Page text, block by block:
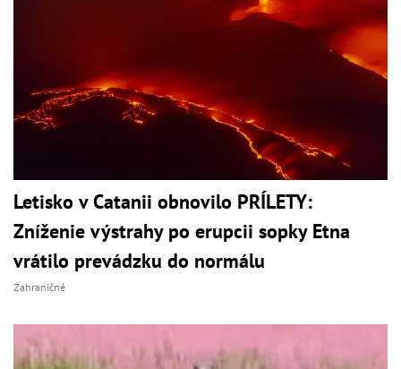
Letisko v Catanii obnovilo PRÍLETY:
Zníženie výstrahy po erupcii sopky Etna
vrátilo prevádzku do normálu
Zahraničné